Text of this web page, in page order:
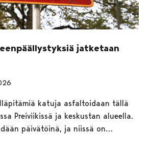
jatketaan
katuja asfaltoidaan tällä
Preiviikissä ja keskustan alueella.
päivätöinä, ja niissä on…